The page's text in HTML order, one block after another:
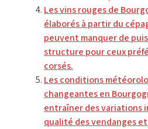
Les vins rouges de
élaborés à partir du
peuvent manquer de
structure pour ceux
corsés.
Les conditions
changeantes en
entraîner des variations
qualité des vendanges